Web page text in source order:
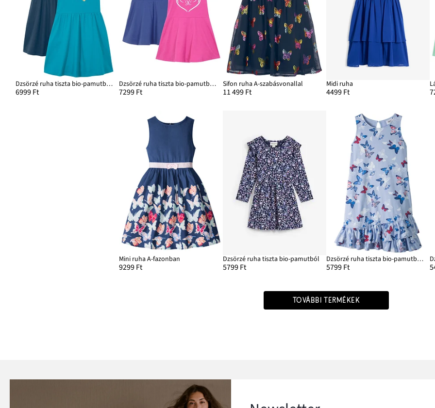
Dzsörzé ruha tiszta bio-pamutból (2 db-os csomag)
6999 Ft
Dzsörzé ruha tiszta bio-pamutból (2 db-os csomag)
7299 Ft
Sifon ruha A-szabásvonallal
11 499 Ft
Midi ruha
4499 Ft
Mini ruha A-fazonban
9299 Ft
Dzsörzé ruha tiszta bio-pamutból
5799 Ft
Dzsörzé ruha tiszta bio-pamutból és fodorral
5799 Ft
TOVÁBBI TERMÉKEK